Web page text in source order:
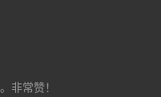
非常赞！